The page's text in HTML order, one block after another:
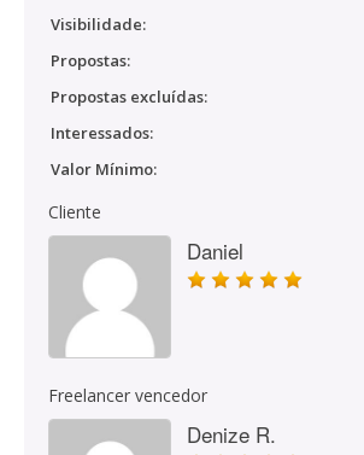
Visibilidade:
Propostas:
Propostas excluídas:
Interessados:
Valor Mínimo:
Cliente
Daniel
Freelancer vencedor
Denize R.